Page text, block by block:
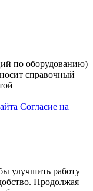
по оборудованию)
справочный
Согласие на
улучшить работу
Продолжая